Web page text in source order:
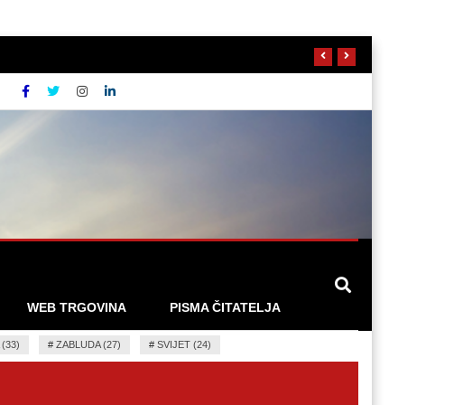
WEB TRGOVINA PISMA ČITATELJA
(33) # ZABLUDA (27) # SVIJET (24)